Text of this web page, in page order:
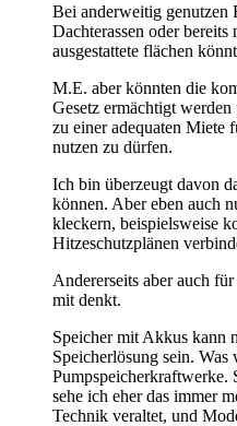
Bei anderweitig genutzen
Dachterassen oder
ausgestattete flächen
M.E. aber könnten die
Gesetz ermächtigt
zu einer adequaten Miete
nutzen zu dürfen.
Ich bin überzeugt davon
können. Aber eben auch
kleckern, beispielsweise
Hitzeschutzplänen
Andererseits aber auch
mit denkt.
Speicher mit Akkus kann
Speicherlösung sein.
Pumpspeicherkraftwerke.
sehe ich eher das immer
Technik veraltet, und